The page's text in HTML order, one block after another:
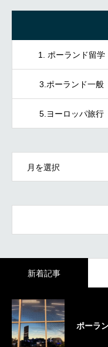
1. ポーランド留学
3.ポーランド一般
5.ヨーロッパ旅行
新着記事
ポーラ